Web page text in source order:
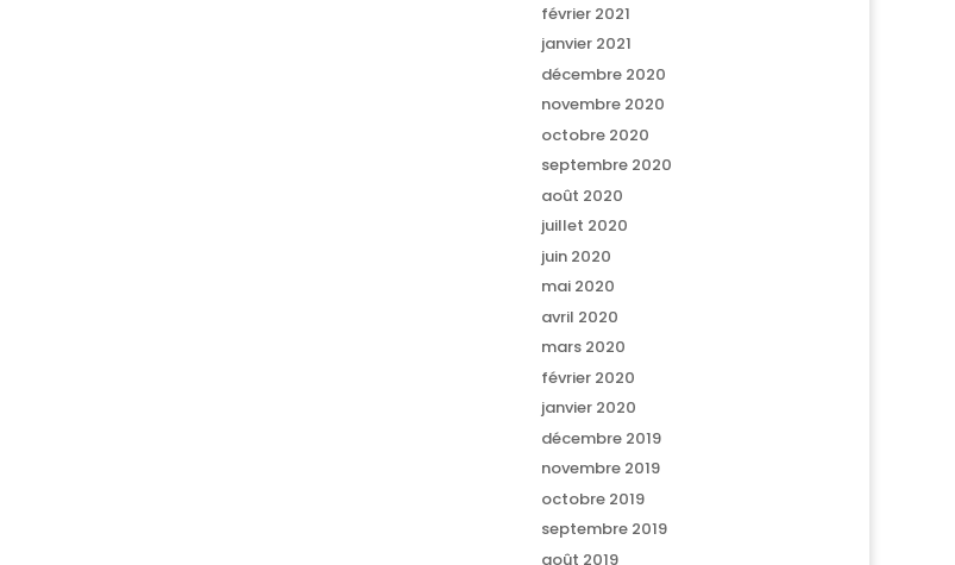
février 2021
janvier 2021
décembre 2020
novembre 2020
octobre 2020
septembre 2020
août 2020
juillet 2020
juin 2020
mai 2020
avril 2020
mars 2020
février 2020
janvier 2020
décembre 2019
novembre 2019
octobre 2019
septembre 2019
août 2019